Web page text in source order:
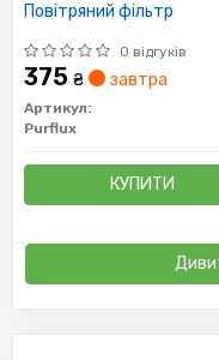
Повітряний фільтр
0 відгуків
375 ₴ завтра
Артикул:
Purflux
КУПИТИ